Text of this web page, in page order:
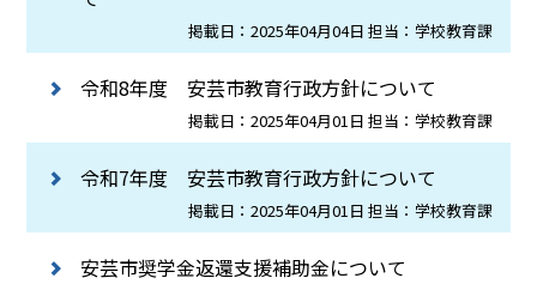
掲載日：2025年04月04日 担当：学校教育課
令和8年度 安芸市教育行政方針について
掲載日：2025年04月01日 担当：学校教育課
令和7年度 安芸市教育行政方針について
掲載日：2025年04月01日 担当：学校教育課
安芸市奨学金返還支援補助金について